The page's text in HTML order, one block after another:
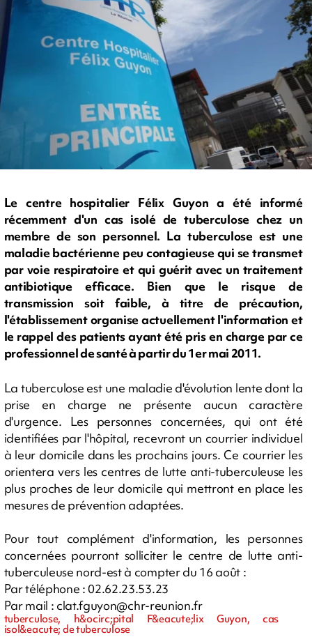
Le centre hospitalier Félix Guyon a été informé
récemment d'un cas isolé de tuberculose chez un
membre de son personnel. La tuberculose est une
maladie bactérienne peu contagieuse qui se transmet
par voie respiratoire et qui guérit avec un traitement
antibiotique efficace. Bien que le risque de
transmission soit faible, à titre de précaution,
l'établissement organise actuellement l'information et
le rappel des patients ayant été pris en charge par ce
professionnel de santé à partir du 1er mai 2011.
La tuberculose est une maladie d'évolution lente dont la
prise en charge ne présente aucun caractère
d'urgence. Les personnes concernées, qui ont été
identifiées par l'hôpital, recevront un courrier individuel
à leur domicile dans les prochains jours. Ce courrier les
orientera vers les centres de lutte anti-tuberculeuse les
plus proches de leur domicile qui mettront en place les
mesures de prévention adaptées.
Pour tout complément d'information, les personnes
concernées pourront solliciter le centre de lutte anti-
tuberculeuse nord-est à compter du 16 août :
Par téléphone : 02.62.23.53.23
Par mail : clat.fguyon@chr-reunion.fr
tuberculose, h&ocirc;pital F&eacute;lix Guyon, cas
isol&eacute; de tuberculose